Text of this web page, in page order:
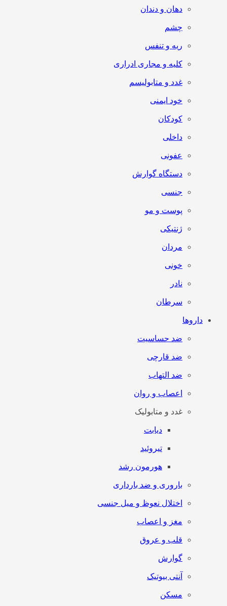
دهان و دندان
چشم
ریه و تنفس
کلیه و مجاری ادراری
غدد و متابولیسم
خود ایمنی
کودکان
داخلی
عفونی
دستگاه گوارش
جنسی
پوست و مو
ژنتیکی
مردان
خونی
نادر
سرطان
داروها
ضد حساسیت
ضد قارچی
ضد التهاب
اعصاب و روان
غدد و متابولیک
دیابت
تیروئید
هورمون رشد
باروری و ضد بارداری
اختلال نعوظ و میل جنسی
مغز و اعصاب
قلب و عروق
گوارش
آنتی‌ بیوتیک
مسکن